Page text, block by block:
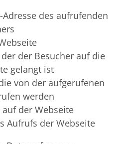
Adresse des aufrufenden
der Besucher auf die
gelangt ist
von der aufgerufenen
werden
der Webseite
Aufrufs der Webseite